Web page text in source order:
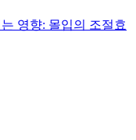
영향: 몰입의 조절효